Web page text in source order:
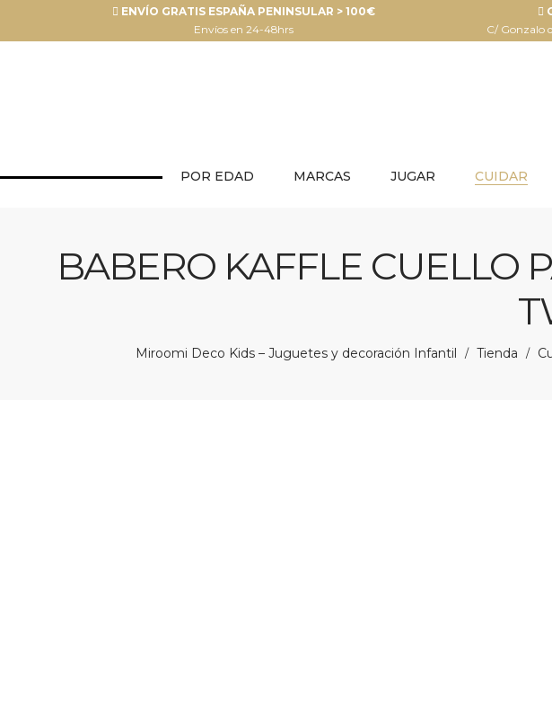
ENVÍO GRATIS ESPAÑA PENINSULAR > 100€
Envíos en 24-48hrs
C/ Gonzalo
POR EDAD MARCAS JUGAR CUIDAR
BABERO KAFFLE CUELLO
Miroomi Deco Kids – Juguetes y decoración Infantil / Tienda /